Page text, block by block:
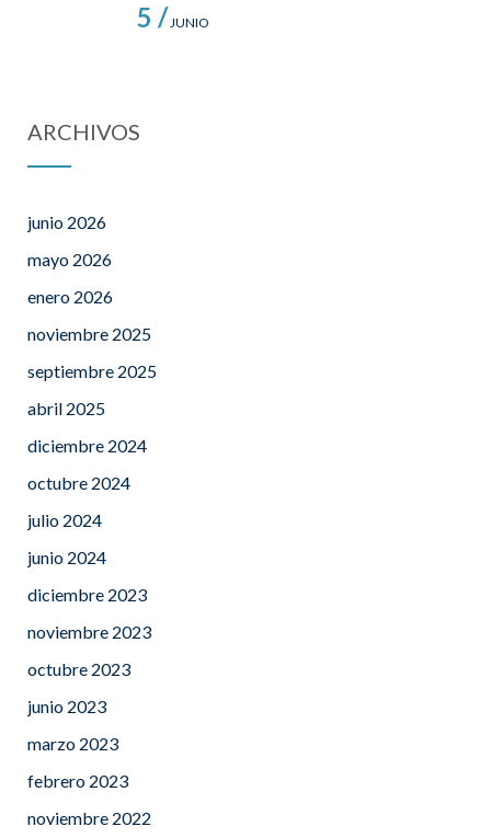
5 /JUNIO
ARCHIVOS
junio 2026
mayo 2026
enero 2026
noviembre 2025
septiembre 2025
abril 2025
diciembre 2024
octubre 2024
julio 2024
junio 2024
diciembre 2023
noviembre 2023
octubre 2023
junio 2023
marzo 2023
febrero 2023
noviembre 2022